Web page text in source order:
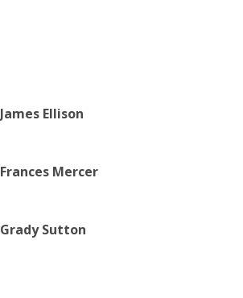
James Ellison
Frances Mercer
Grady Sutton